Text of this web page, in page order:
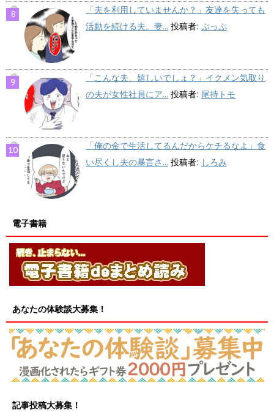
「夫を利用していませんか？」友達を失っても
活動を続ける夫。妻... 投稿者: ぷっぷ
「こんな夫、嬉しいでしょ？」イクメン気取り
の夫が女性社員にア... 投稿者: 尾持トモ
「俺の金で生活してるんだからケチるなよ」食
い尽くし夫の暴言さ... 投稿者: しろみ
電子書籍
あなたの体験談大募集！
記事投稿大募集！